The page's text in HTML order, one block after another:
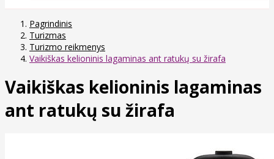
Pagrindinis
Turizmas
Turizmo reikmenys
Vaikiškas kelioninis lagaminas ant ratukų su žirafa
Vaikiškas kelioninis lagaminas
ant ratukų su žirafa